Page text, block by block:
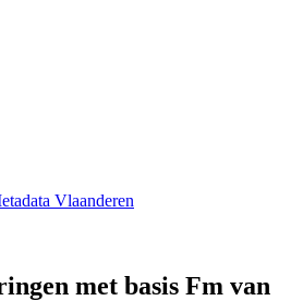
Vlaanderen
met basis Fm van